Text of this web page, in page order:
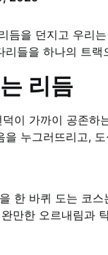
듬을 던지고 우리
들을 하나의 트
리듬
이 가까이 공존
누그러뜨리고,
한 바퀴 도는 코
만한 오르내림과